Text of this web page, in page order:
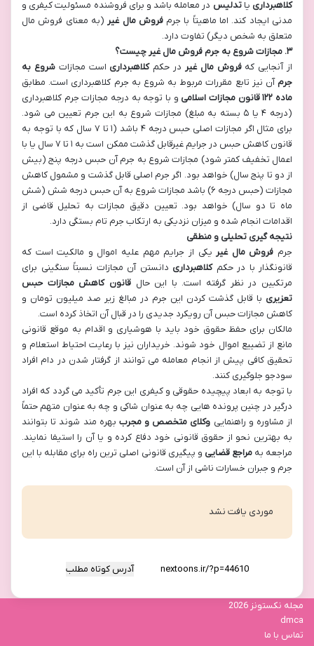
کلاهبرداری یاتدلیس در معامله باشد و برای فروشنده مسئولیت کیفری و
مدنی ایجاد کند. اما ماهیتاً با جرمفروش مال غیر (به معنای فروش مال
متعلق به شخص دیگر) تفاوت دارد.
۳. مجازات شروع به جرم فروش مال غیر چیست؟
از آنجایی کهفروش مال غیر در حکمکلاهبرداری است مجازاتشروع به
جرم آن نیز تابع مقررات مربوط به شروع به جرم کلاهبرداری است. مطابق
ماده ۱۲۲قانون مجازات اسلامی و با توجه به درجه مجازات جرم کلاهبرداری
(درجه ۴ یا ۵ بسته به مبلغ) مجازات شروع به این جرم تعیین می شود.
برای مثال اگر مجازات اصلی حبس درجه ۴ باشد (۱ تا ۷ سال که با توجه به
قانون کاهش حبس در جرایم غیرقابل گذشت ممکن است به ۱ تا ۷ سال یا با
اعمال تخفیف کمتر شود) مجازات شروع به جرم آن حبس درجه پنج (بیش
از دو تا پنج سال) خواهد بود. اگر جرم اصلی قابل گذشت و مشمول کاهش
مجازات (حبس درجه ۶) باشد مجازات شروع به آن حبس درجه شش (شش
ماه تا دو سال) خواهد بود. تعیین دقیق مجازات به تحلیل قاضی از
اقدامات انجام شده و میزان نزدیکی به ارتکاب جرم تام بستگی دارد.
نتیجه گیری تحلیلی و منطقی
جرم فروش مال غیر یکی از جرایم مهم علیه اموال و مالکیت است که
قانونگذار با در حکمکلاهبرداری دانستن آن مجازات نسبتاً سنگینی برای
مرتکبین در نظر گرفته است. با این حالقانون کاهش مجازات حبس
تعزیری با قابل گذشت کردن این جرم در مبالغ زیر صد میلیون تومان و
کاهش مجازات حبس آن رویکرد جدیدی را در قبال آن اتخاذ کرده است.
مالکان برای حفظ حقوق خود باید با هوشیاری و اقدام به موقع قانونی
مانع از تضییع اموال خود شوند. خریداران نیز با رعایت احتیاط استعلام و
تحقیق کافی پیش از انجام معامله می توانند از گرفتار شدن در دام افراد
سودجو جلوگیری کنند.
با توجه به ابعاد پیچیده حقوقی و کیفری این جرم تأکید می گردد که افراد
درگیر در چنین پرونده هایی چه به عنوان شاکی و چه به عنوان متهم حتماً
از مشاوره و راهنمایی وکلای متخصص و مجرب بهره مند شوند تا بتوانند
به بهترین نحو از حقوق قانونی خود دفاع کرده و یا آن را استیفا نمایند.
مراجعه بهمراجع قضایی و پیگیری قانونی اصلی ترین راه برای مقابله با این
جرم و جبران خسارات ناشی از آن است.
موردی یافت نشد
آدرس کوتاه مطلب
مجله نکستونز 2026
dmca
تماس با ما